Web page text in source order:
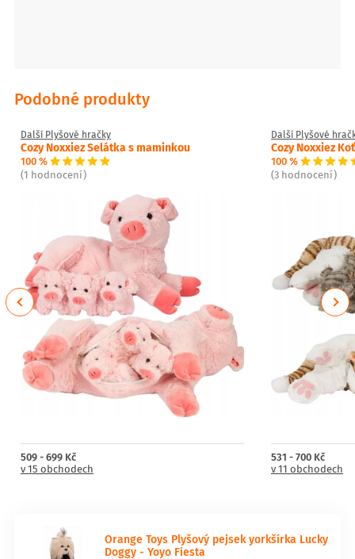
Podobné produkty
Další Plyšové hračky
Cozy Noxxiez Selátka s maminkou
100 %
(1 hodnocení)
509 - 699 Kč
v 15 obchodech
Další Plyšové
Cozy Noxxiez
100 %
(3 hodnocení)
531 - 700 Kč
v 11 obchodech
Previous Next
Orange Toys Plyšový pejsek yorkšírka Lucky
Doggy - Yoyo Fiesta